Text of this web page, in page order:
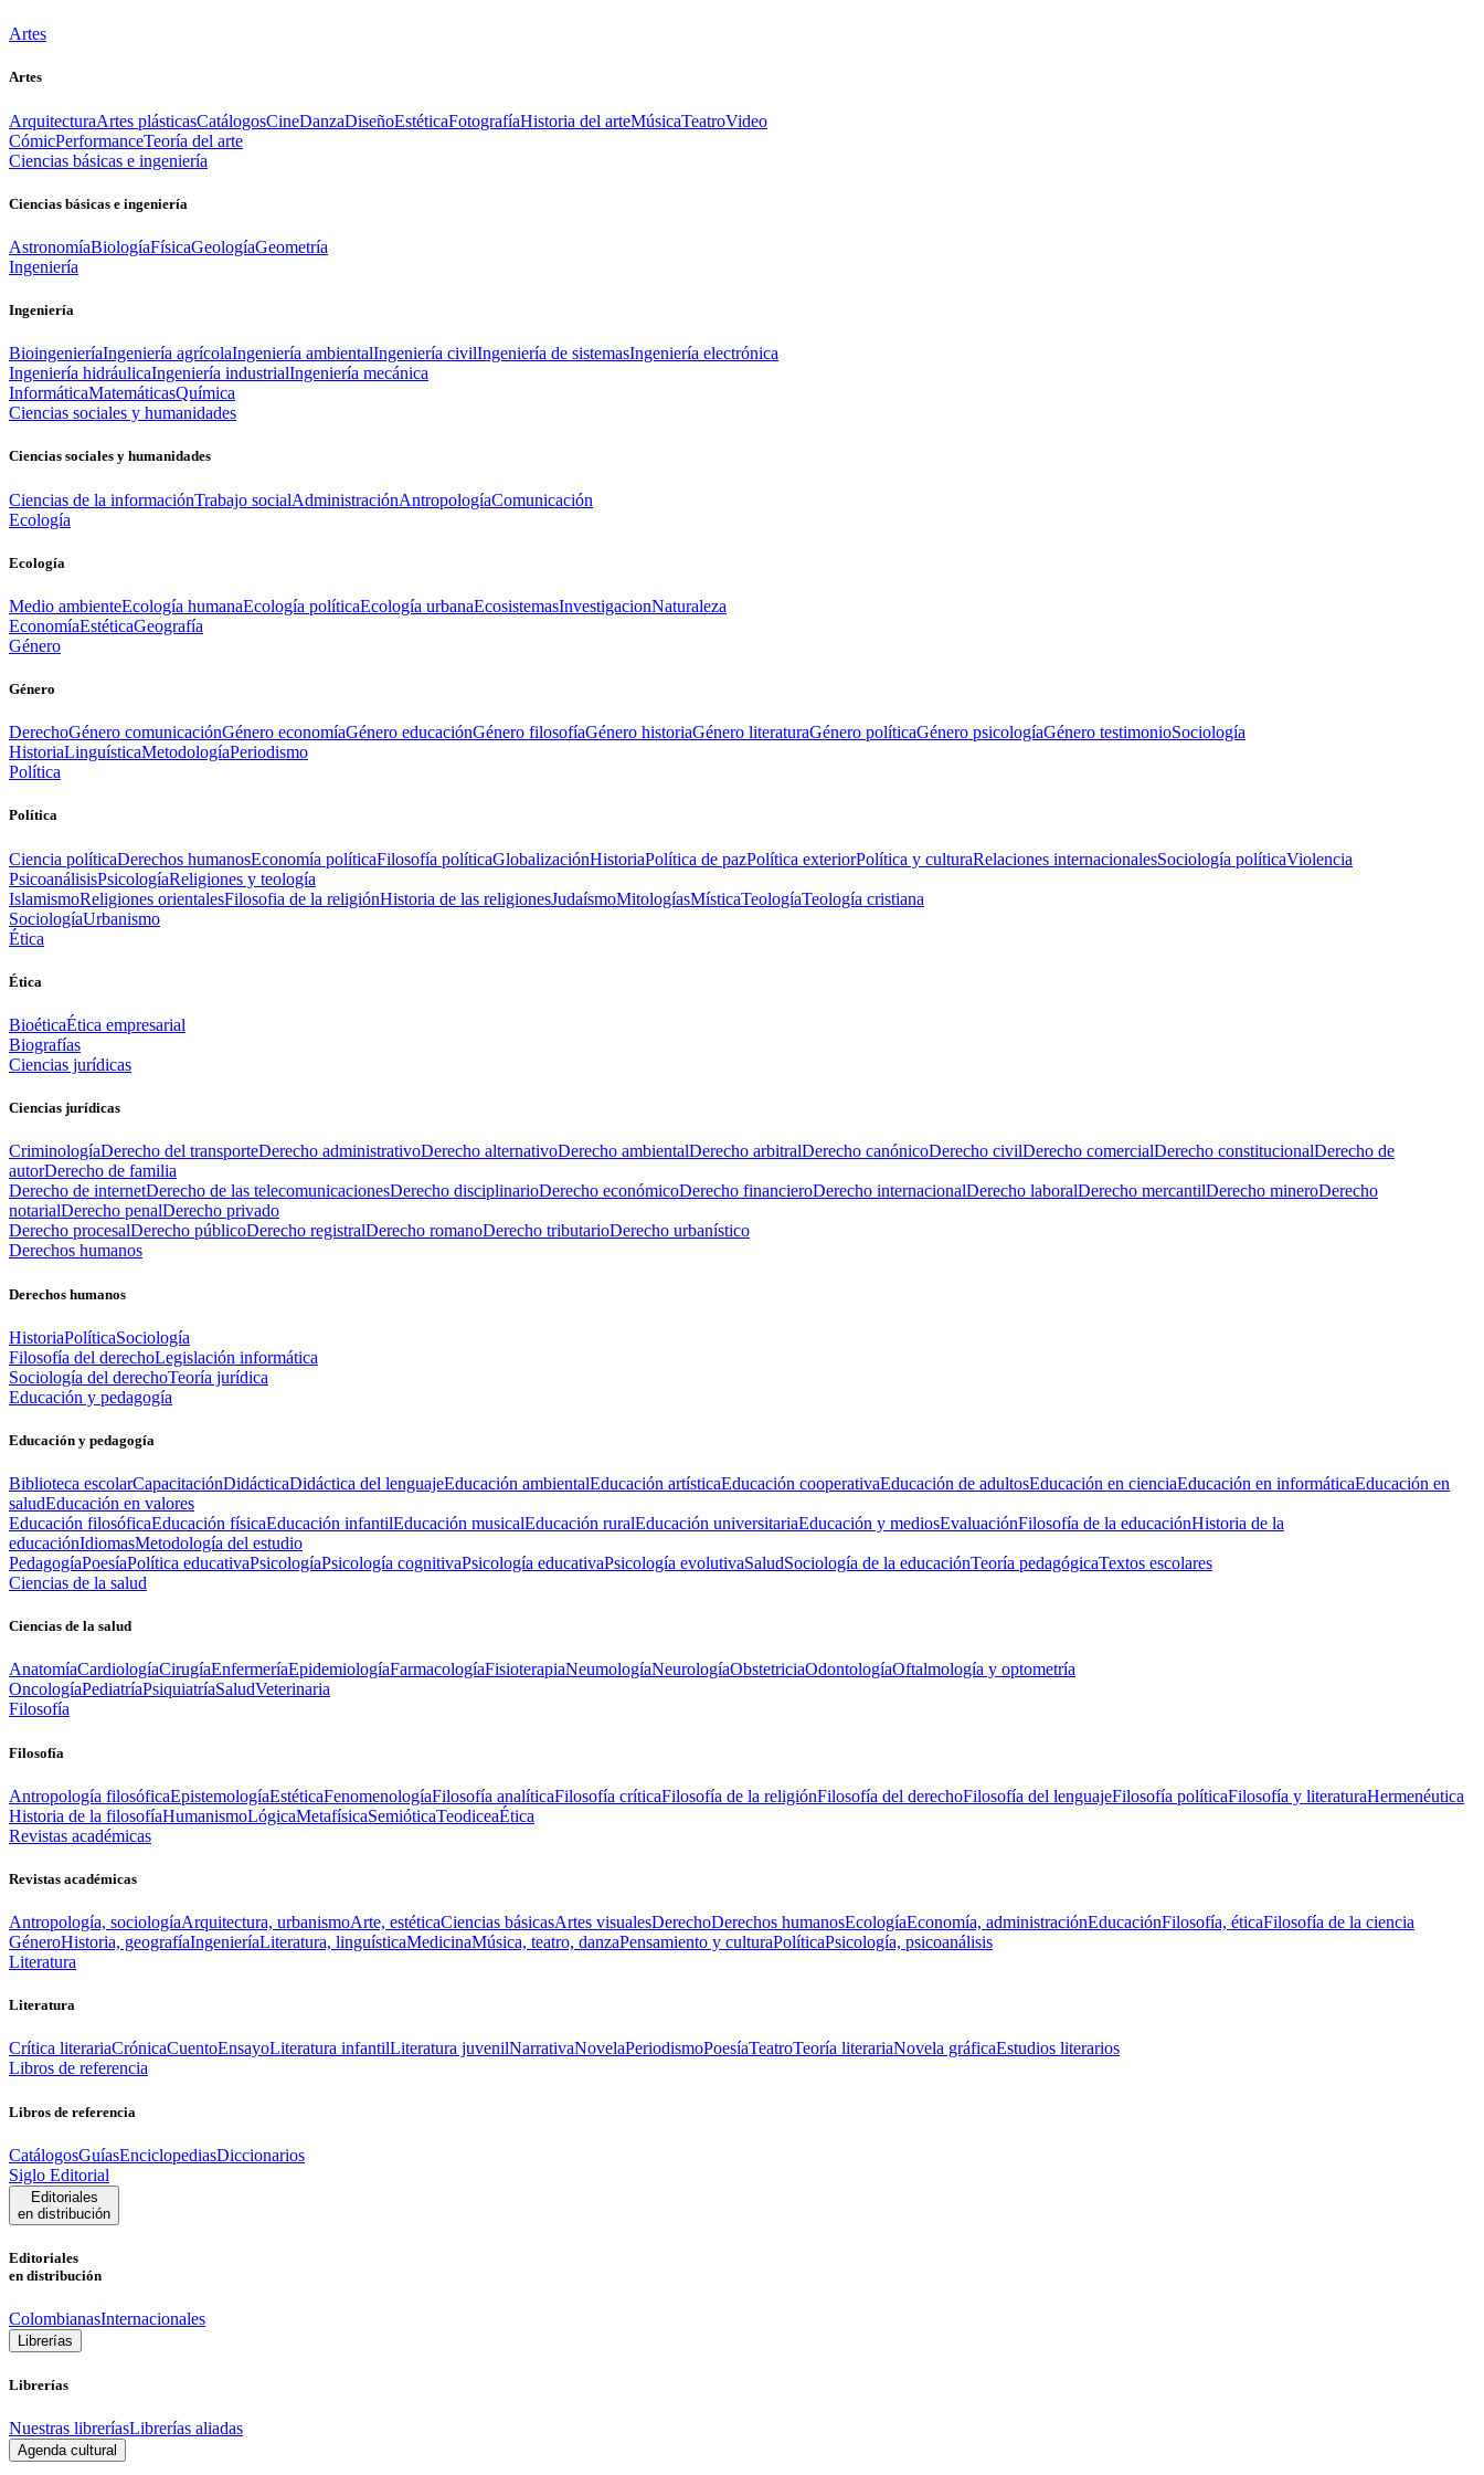
Artes
Artes
ArquitecturaArtes plásticasCatálogosCineDanzaDiseñoEstéticaFotografíaHistoria del arteMúsicaTeatroVideo
CómicPerformanceTeoría del arte
Ciencias básicas e ingeniería
Ciencias básicas e ingeniería
AstronomíaBiologíaFísicaGeologíaGeometría
Ingeniería
Ingeniería
BioingenieríaIngeniería agrícolaIngeniería ambientalIngeniería civilIngeniería de sistemasIngeniería electrónica
Ingeniería hidráulicaIngeniería industrialIngeniería mecánica
InformáticaMatemáticasQuímica
Ciencias sociales y humanidades
Ciencias sociales y humanidades
Ciencias de la informaciónTrabajo socialAdministraciónAntropologíaComunicación
Ecología
Ecología
Medio ambienteEcología humanaEcología políticaEcología urbanaEcosistemasInvestigacionNaturaleza
EconomíaEstéticaGeografía
Género
Género
DerechoGénero comunicaciónGénero economíaGénero educaciónGénero filosofíaGénero historiaGénero literaturaGénero políticaGénero psicologíaGénero testimonioSociología
HistoriaLinguísticaMetodologíaPeriodismo
Política
Política
Ciencia políticaDerechos humanosEconomía políticaFilosofía políticaGlobalizaciónHistoriaPolítica de pazPolítica exteriorPolítica y culturaRelaciones internacionalesSociología políticaViolencia
PsicoanálisisPsicologíaReligiones y teología
IslamismoReligiones orientalesFilosofia de la religiónHistoria de las religionesJudaísmoMitologíasMísticaTeologíaTeología cristiana
SociologíaUrbanismo
Ética
Ética
BioéticaÉtica empresarial
Biografías
Ciencias jurídicas
Ciencias jurídicas
CriminologíaDerecho del transporteDerecho administrativoDerecho alternativoDerecho ambientalDerecho arbitralDerecho canónicoDerecho civilDerecho comercialDerecho constitucionalDerecho de
autorDerecho de familia
Derecho de internetDerecho de las telecomunicacionesDerecho disciplinarioDerecho económicoDerecho financieroDerecho internacionalDerecho laboralDerecho mercantilDerecho mineroDerecho
notarialDerecho penalDerecho privado
Derecho procesalDerecho públicoDerecho registralDerecho romanoDerecho tributarioDerecho urbanístico
Derechos humanos
Derechos humanos
HistoriaPolíticaSociología
Filosofía del derechoLegislación informática
Sociología del derechoTeoría jurídica
Educación y pedagogía
Educación y pedagogía
Biblioteca escolarCapacitaciónDidácticaDidáctica del lenguajeEducación ambientalEducación artísticaEducación cooperativaEducación de adultosEducación en cienciaEducación en informáticaEducación en
saludEducación en valores
Educación filosóficaEducación físicaEducación infantilEducación musicalEducación ruralEducación universitariaEducación y mediosEvaluaciónFilosofía de la educaciónHistoria de la
educaciónIdiomasMetodología del estudio
PedagogíaPoesíaPolítica educativaPsicologíaPsicología cognitivaPsicología educativaPsicología evolutivaSaludSociología de la educaciónTeoría pedagógicaTextos escolares
Ciencias de la salud
Ciencias de la salud
AnatomíaCardiologíaCirugíaEnfermeríaEpidemiologíaFarmacologíaFisioterapiaNeumologíaNeurologíaObstetriciaOdontologíaOftalmología y optometría
OncologíaPediatríaPsiquiatríaSaludVeterinaria
Filosofía
Filosofía
Antropología filosóficaEpistemologíaEstéticaFenomenologíaFilosofía analíticaFilosofía críticaFilosofía de la religiónFilosofía del derechoFilosofía del lenguajeFilosofía políticaFilosofía y literaturaHermenéutica
Historia de la filosofíaHumanismoLógicaMetafísicaSemióticaTeodiceaÉtica
Revistas académicas
Revistas académicas
Antropología, sociologíaArquitectura, urbanismoArte, estéticaCiencias básicasArtes visualesDerechoDerechos humanosEcologíaEconomía, administraciónEducaciónFilosofía, éticaFilosofía de la ciencia
GéneroHistoria, geografíaIngenieríaLiteratura, linguísticaMedicinaMúsica, teatro, danzaPensamiento y culturaPolíticaPsicología, psicoanálisis
Literatura
Literatura
Crítica literariaCrónicaCuentoEnsayoLiteratura infantilLiteratura juvenilNarrativaNovelaPeriodismoPoesíaTeatroTeoría literariaNovela gráficaEstudios literarios
Libros de referencia
Libros de referencia
CatálogosGuíasEnciclopediasDiccionarios
Siglo Editorial
Editoriales
en distribución
Editoriales
en distribución
ColombianasInternacionales
Librerías
Librerías
Nuestras libreríasLibrerías aliadas
Agenda cultural